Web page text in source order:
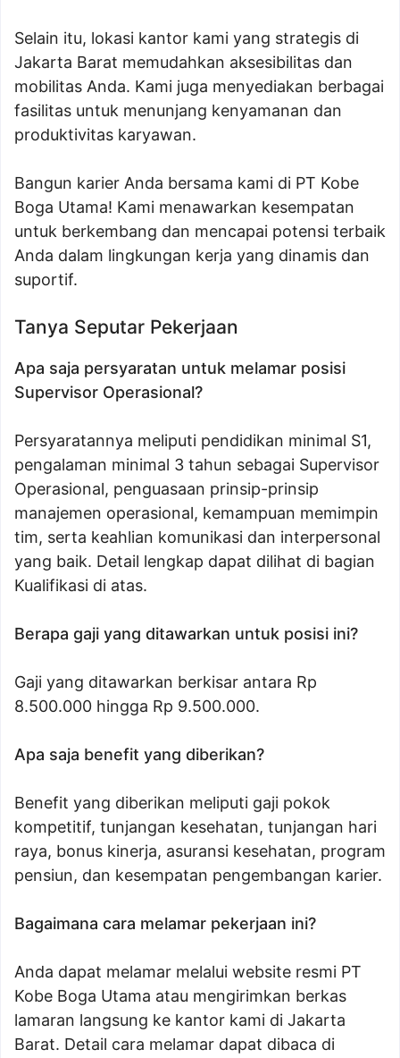
Selain itu, lokasi kantor kami yang strategis di
Jakarta Barat memudahkan aksesibilitas dan
mobilitas Anda. Kami juga menyediakan berbagai
fasilitas untuk menunjang kenyamanan dan
produktivitas karyawan.
Bangun karier Anda bersama kami di PT Kobe
Boga Utama! Kami menawarkan kesempatan
untuk berkembang dan mencapai potensi terbaik
Anda dalam lingkungan kerja yang dinamis dan
suportif.
Tanya Seputar Pekerjaan
Apa saja persyaratan untuk melamar posisi
Supervisor Operasional?
Persyaratannya meliputi pendidikan minimal S1,
pengalaman minimal 3 tahun sebagai Supervisor
Operasional, penguasaan prinsip-prinsip
manajemen operasional, kemampuan memimpin
tim, serta keahlian komunikasi dan interpersonal
yang baik. Detail lengkap dapat dilihat di bagian
Kualifikasi di atas.
Berapa gaji yang ditawarkan untuk posisi ini?
Gaji yang ditawarkan berkisar antara Rp
8.500.000 hingga Rp 9.500.000.
Apa saja benefit yang diberikan?
Benefit yang diberikan meliputi gaji pokok
kompetitif, tunjangan kesehatan, tunjangan hari
raya, bonus kinerja, asuransi kesehatan, program
pensiun, dan kesempatan pengembangan karier.
Bagaimana cara melamar pekerjaan ini?
Anda dapat melamar melalui website resmi PT
Kobe Boga Utama atau mengirimkan berkas
lamaran langsung ke kantor kami di Jakarta
Barat. Detail cara melamar dapat dibaca di